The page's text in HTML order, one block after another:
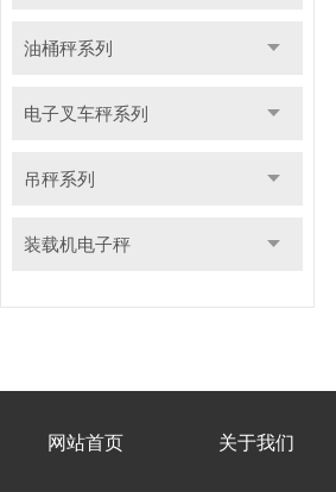
油桶秤系列
电子叉车秤系列
吊秤系列
装载机电子秤
网站首页 关于我们